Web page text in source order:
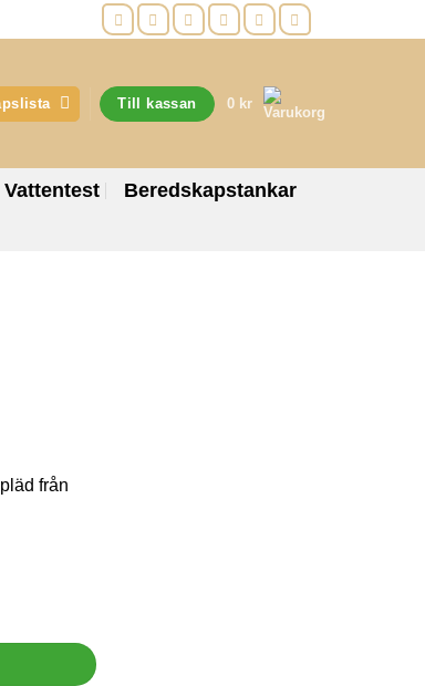
Till kassan 0 kr
Vattentest
Beredskapstankar
från